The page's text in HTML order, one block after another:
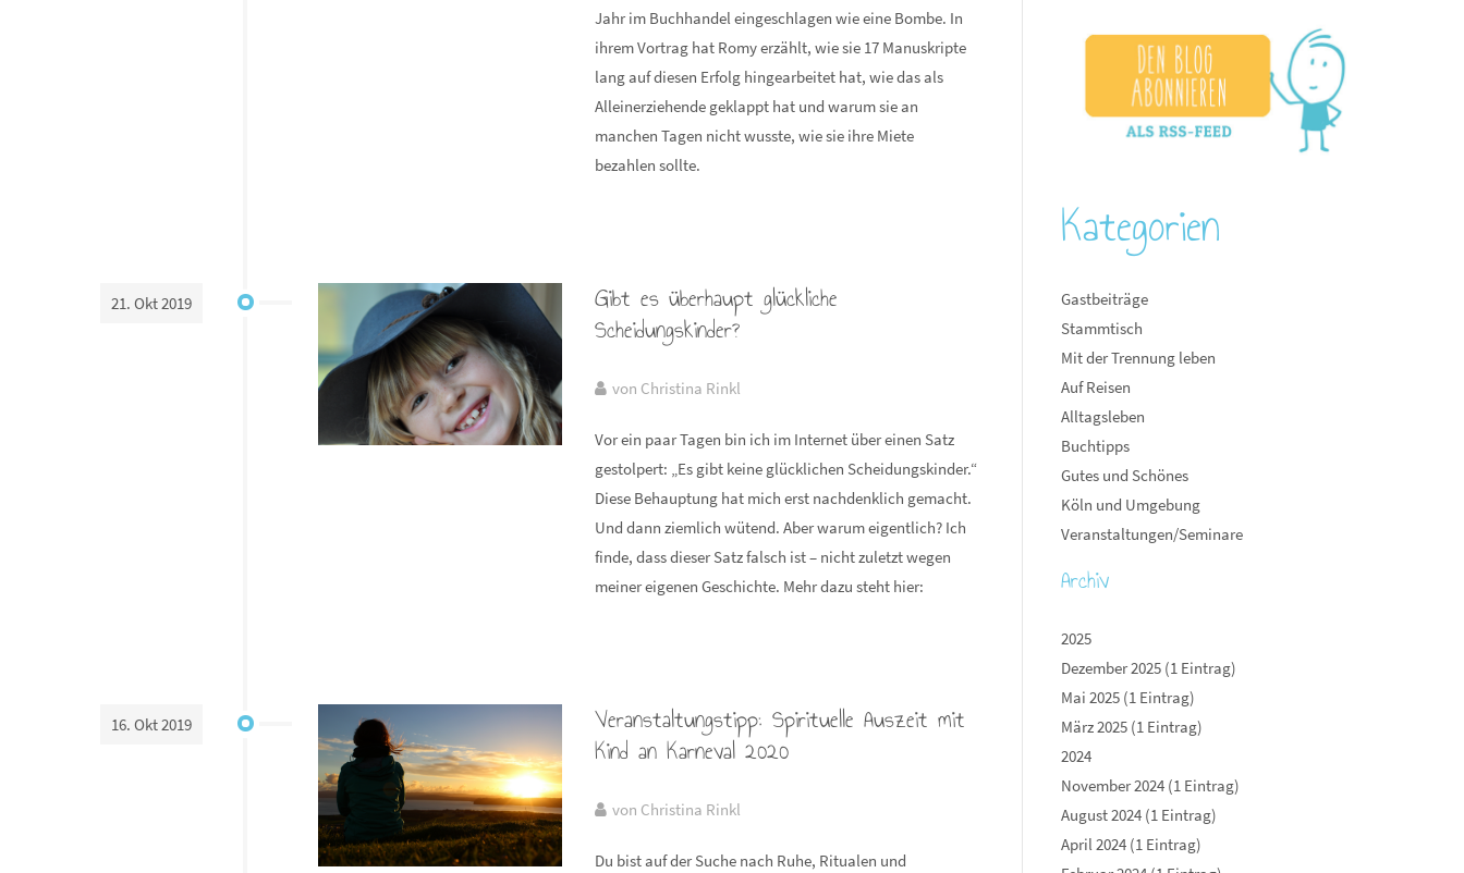
Jahr im Buchhandel eingeschlagen wie eine Bombe. In
ihrem Vortrag hat Romy erzählt, wie sie 17 Manuskripte
lang auf diesen Erfolg hingearbeitet hat, wie das als
Alleinerziehende geklappt hat und warum sie an
manchen Tagen nicht wusste, wie sie ihre Miete
bezahlen sollte.
21. Okt 2019
Gibt es überhaupt glückliche
Scheidungskinder?
von Christina Rinkl
Vor ein paar Tagen bin ich im Internet über einen Satz
gestolpert: „Es gibt keine glücklichen Scheidungskinder.“
Diese Behauptung hat mich erst nachdenklich gemacht.
Und dann ziemlich wütend. Aber warum eigentlich? Ich
finde, dass dieser Satz falsch ist – nicht zuletzt wegen
meiner eigenen Geschichte. Mehr dazu steht hier:
16. Okt 2019
Veranstaltungstipp: Spirituelle Auszeit mit
Kind an Karneval 2020
von Christina Rinkl
Du bist auf der Suche nach Ruhe, Ritualen und
Kategorien
Gastbeiträge
Stammtisch
Mit der Trennung leben
Auf Reisen
Alltagsleben
Buchtipps
Gutes und Schönes
Köln und Umgebung
Veranstaltungen/Seminare
Archiv
2025
Dezember 2025 (1 Eintrag)
Mai 2025 (1 Eintrag)
März 2025 (1 Eintrag)
2024
November 2024 (1 Eintrag)
August 2024 (1 Eintrag)
April 2024 (1 Eintrag)